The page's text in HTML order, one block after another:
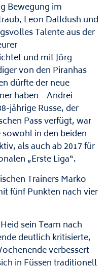
Bewegung im
Leon Dalldush und
Talente aus der
und mit Jörg
von den Piranhas
dürfte der neue
haben – Andrei
jährige Russe, der
Pass verfügt, war
sowohl in den beiden
als auch ab 2017 für
„Erste Liga“.
Trainers Marko
fünf Punkten nach vier
sein Team nach
deutlich kritisierte,
verbessert
in Füssen traditionell